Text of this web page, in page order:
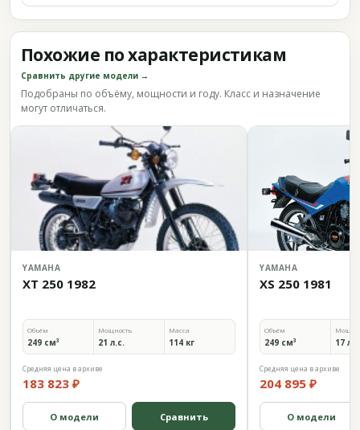
Похожие по характеристикам
Сравнить другие модели →
Подобраны по объёму, мощности и году. Класс и назначение
могут отличаться.
YAMAHA
XT 250 1982
Объём
249 см³
Мощность
21 л.с.
Масса
114 кг
Средняя цена в архиве
183 823 ₽
О модели Сравнить
YAMAHA
XS 250 1981
Объём
249 см³ 17
Средняя цена в архиве
204 895 ₽
О модели